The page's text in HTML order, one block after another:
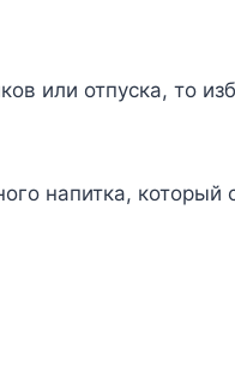
или отпуска, то
напитка, который